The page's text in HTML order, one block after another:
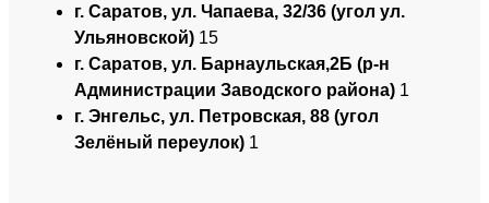
г. Саратов, ул. Чапаева, 32/36 (угол ул.
Ульяновской) 15
г. Саратов, ул. Барнаульская,2Б (р-н
Администрации Заводского района) 1
г. Энгельс, ул. Петровская, 88 (угол
Зелёный переулок) 1